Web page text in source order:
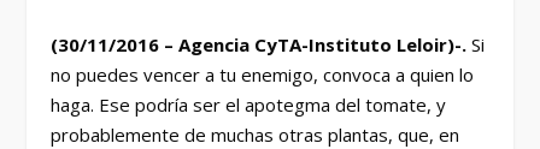
(30/11/2016 – Agencia CyTA-Instituto Leloir)-. Si
no puedes vencer a tu enemigo, convoca a quien lo
haga. Ese podría ser el apotegma del tomate, y
probablemente de muchas otras plantas, que, en